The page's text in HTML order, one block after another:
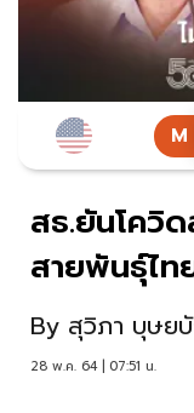
สธ.ยันโควิ
สายพันธุ์ไท
By สุวิภา บุษย
28 พ.ค. 64 | 07:51 น.